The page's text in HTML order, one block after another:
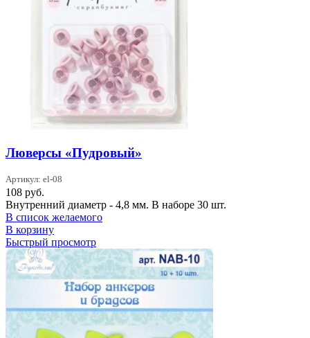
Люверсы «Пудровый»
Артикул: el-08
108 руб.
Внутренний диаметр - 4,8 мм. В наборе 30 шт.
В список желаемого
В корзину
Быстрый просмотр